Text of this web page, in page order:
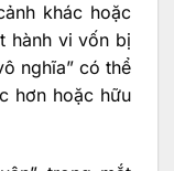
khác hoặc
hành vi vốn bị
nghĩa” có thể
hơn hoặc hữu